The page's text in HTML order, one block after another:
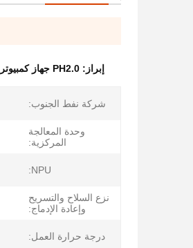
إبراز: PH2.0 جهاز كمبيوتر متضمن,جهاز كمبيوتر متضمن DC12V,3A الكمبيوتر المدمج
شركة نفط الجنوب:
وحدة المعالجة
المركزية:
NPU:
نزع السلاح والتسريح
وإعادة الإدماج:
درجة حرارة العمل: